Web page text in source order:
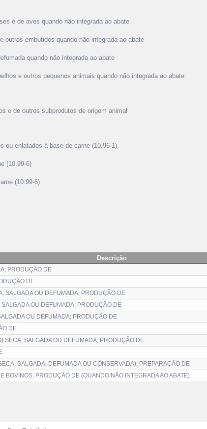
e de aves quando não integrada ao abate
outros embutidos quando não integrada ao abate
quando não integrada ao abate
e outros pequenos animais quando não integrada ao abate
e de outros subprodutos de origem animal
ou enlatados à base de carne (10.96-1)
(10.99-6)
(10.99-6)
Descrição
PRODUÇÃO DE
DE
SALGADA OU DEFUMADA; PRODUÇÃO DE
OU DEFUMADA; PRODUÇÃO DE
OU DEFUMADA; PRODUÇÃO DE
DE
SECA, SALGADA OU DEFUMADA; PRODUÇÃO DE
SALGADA, DEFUMADA OU CONSERVADA); PREPARAÇÃO DE
BOVINOS; PRODUÇÃO DE (QUANDO NÃO INTEGRADA AO ABATE)